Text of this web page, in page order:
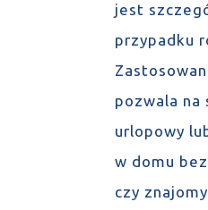
jest
przypadku
pozwala na
urlopowy
w domu
czy